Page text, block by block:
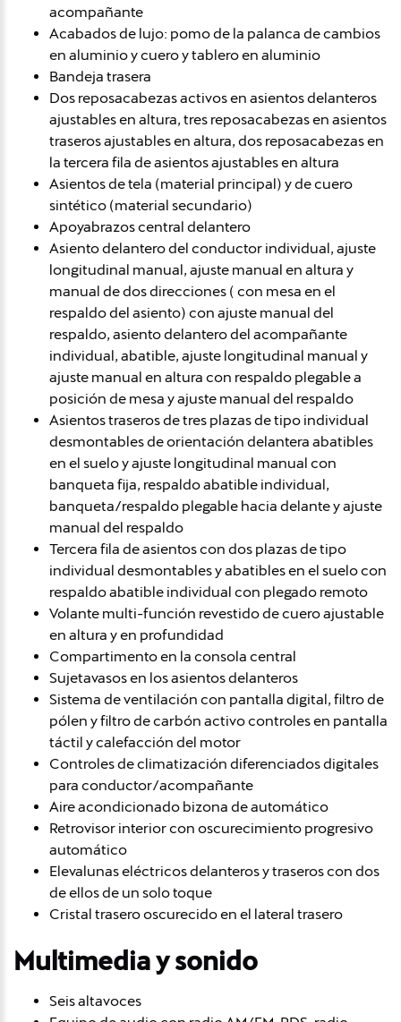
acompañante
Acabados de lujo: pomo de la palanca de cambios
en aluminio y cuero y tablero en aluminio
Bandeja trasera
Dos reposacabezas activos en asientos delanteros
ajustables en altura, tres reposacabezas en asientos
traseros ajustables en altura, dos reposacabezas en
la tercera fila de asientos ajustables en altura
Asientos de tela (material principal) y de cuero
sintético (material secundario)
Apoyabrazos central delantero
Asiento delantero del conductor individual, ajuste
longitudinal manual, ajuste manual en altura y
manual de dos direcciones ( con mesa en el
respaldo del asiento) con ajuste manual del
respaldo, asiento delantero del acompañante
individual, abatible, ajuste longitudinal manual y
ajuste manual en altura con respaldo plegable a
posición de mesa y ajuste manual del respaldo
Asientos traseros de tres plazas de tipo individual
desmontables de orientación delantera abatibles
en el suelo y ajuste longitudinal manual con
banqueta fija, respaldo abatible individual,
banqueta/respaldo plegable hacia delante y ajuste
manual del respaldo
Tercera fila de asientos con dos plazas de tipo
individual desmontables y abatibles en el suelo con
respaldo abatible individual con plegado remoto
Volante multi-función revestido de cuero ajustable
en altura y en profundidad
Compartimento en la consola central
Sujetavasos en los asientos delanteros
Sistema de ventilación con pantalla digital, filtro de
pólen y filtro de carbón activo controles en pantalla
táctil y calefacción del motor
Controles de climatización diferenciados digitales
para conductor/acompañante
Aire acondicionado bizona de automático
Retrovisor interior con oscurecimiento progresivo
automático
Elevalunas eléctricos delanteros y traseros con dos
de ellos de un solo toque
Cristal trasero oscurecido en el lateral trasero
Multimedia y sonido
Seis altavoces